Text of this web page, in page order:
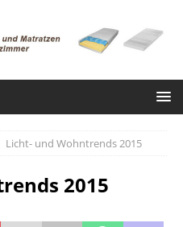
Licht- und Wohntrends 2015
2015